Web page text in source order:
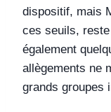
dispositif, mais
ces seuils,
également
allègements ne
grands groupes